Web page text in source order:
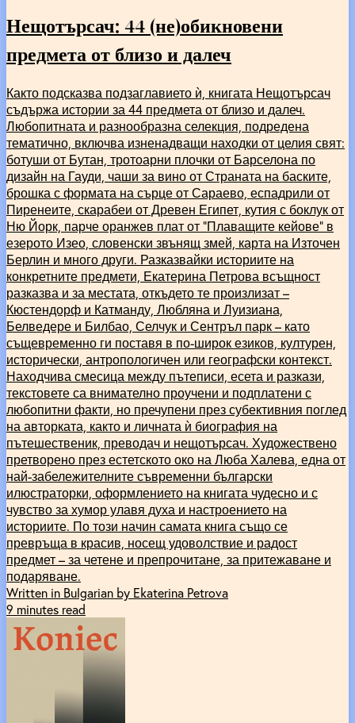
Нещотърсач: 44 (не)обикновени
предмета от близо и далеч
Както подсказва подзаглавието ѝ, книгата Нещотърсач
съдържа истории за 44 предмета от близо и далеч.
Любопитната и разнообразна селекция, подредена
тематично, включва изненадващи находки от целия свят:
ботуши от Бутан, тротоарни плочки от Барселона по
дизайн на Гауди, чаши за вино от Страната на баските,
брошка с формата на сърце от Сараево, еспадрили от
Пиренеите, скарабеи от Древен Египет, кутия с боклук от
Ню Йорк, парче оранжев плат от “Плаващите кейове” в
езерото Изео, словенски звънящ змей, карта на Източен
Берлин и много други. Разказвайки историите на
конкретните предмети, Екатерина Петрова всъщност
разказва и за местата, откъдето те произлизат –
Кюстендорф и Катманду, Любляна и Луизиана,
Белведере и Билбао, Селчук и Сентръл парк – като
същевременно ги поставя в по-широк езиков, културен,
исторически, антропологичен или географски контекст.
Находчива смесица между пътеписи, есета и разкази,
текстовете са внимателно проучени и подплатени с
любопитни факти, но пречупени през субективния поглед
на авторката, както и личната ѝ биография на
пътешественик, преводач и нещотърсач. Художествено
претворено през естетското око на Люба Халева, една от
най-забележителните съвременни български
илюстраторки, оформлението на книгата чудесно и с
чувство за хумор улавя духа и настроението на
историите. По този начин самата книга също се
превръща в красив, носещ удоволствие и радост
предмет – за четене и препрочитане, за притежаване и
подаряване.
Written in Bulgarian by Ekaterina Petrova
9 minutes read